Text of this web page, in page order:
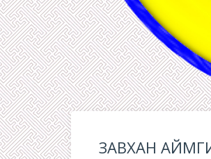
ЗАВХАН